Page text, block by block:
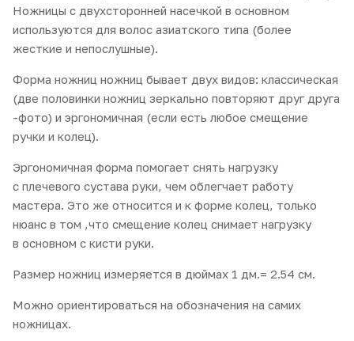
Ножницы с двухсторонней насечкой в основном
используются для волос азиатского типа (более
жесткие и непослушные).
Форма ножниц ножниц бывает двух видов: классическая
(две половинки ножниц зеркально повторяют друг друга
-фото) и эргономичная (если есть любое смещение
ручки и колец).
Эргономичная форма помогает снять нагрузку
с плечевого сустава руки, чем облегчает работу
мастера. Это же относится и к форме колец, только
нюанс в том ,что смещение колец снимает нагрузку
в основном с кисти руки.
Размер ножниц измеряется в дюймах 1 дм.= 2.54 см.
Можно ориентироваться на обозначения на самих
ножницах.